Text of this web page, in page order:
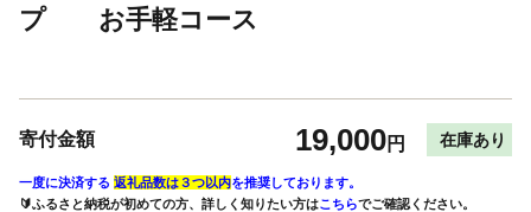
プ お手軽コース
寄付金額 19,000円 在庫あり
一度に決済する 返礼品数は３つ以内を推奨しております。
🔰ふるさと納税が初めての方、詳しく知りたい方はこちらでご確認ください。